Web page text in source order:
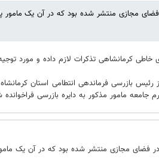
مجازی منتشر شده بود که در آن یک
خاطی کرمانشاهی تذکرات لازم داده و مورد
رئیس بازرسی فرماندهی انتطامی استان
مامور مذکور به دایره بازرسی
فضای مجازی منتشر شده بود که در آن یک